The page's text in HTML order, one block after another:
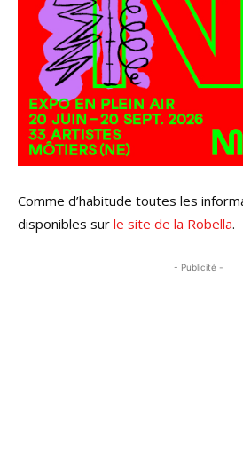
Comme d’habitude toutes les
disponibles sur le site de la Robella.
- Publicité -